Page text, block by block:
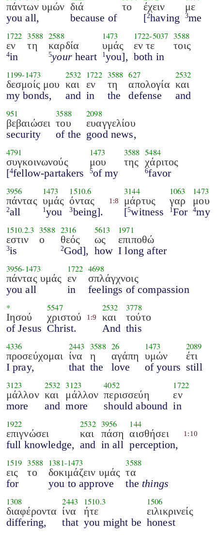
πάντων υμών
you all,
διά
because of
το
έχειν
[2having
με
3me
1722
εν
4in
3588
τη
2588
καρδία
5yourheart
1473
υμάς
1 you],
1722-5037
εν τε
both in
3588
τοις
1199-1473
δεσμοίς μου
my bonds,
2532
και
and
1722
εν
in
3588
τη
the
627
απολογία
defense
2532
και
and
951
βεβαιώσει
security
3588
του
of the
2098
ευαγγελίου
good news,
4791
συγκοινωνούς
[4fellow-partakers
1473
μου
5of my
3588
της
5484
χάριτος
6favor
3956
πάντας
2all
1473
υμάς
1 you
1510.6
όντας
3being].
1:8
3144
μάρτυς
[5witness
1063
γαρ
1 For
1473
μου
4my
1510.2.3
εστιν
3is
3588
ο
2316
θεός
2God],
5613
ως
how
1971
επιποθώ
I long after
3956-1473
πάντας υμάς
you all
1722
εν
in
4698
σπλάγχνοις
feelings of compassion
*
Ιησού
of Jesus
5547
χριστού
Christ.
1:9
2532
και
And
3778
τούτο
this
4336
προσεύχομαι
I pray,
2443
ίνα
that
3588
η
the
26
αγάπη
love
1473
υμών
of yours
2089
έτι
still
3123
μάλλον
more
2532
και
and
3123
μάλλον
more
4052
περισσεύη
should abound
1722
εν
in
1922
επιγνώσει
full knowledge,
2532
και
and
3956
πάση
in all
144
αισθήσει
perception,
1:10
1519
εις
for
3588
το
1381-1473
δοκιμάζειν υμάς
you to approve
3588
τα
the things
1308
διαφέροντα
differing,
2443
ίνα
that
1510.3
ήτε
you might be
1506
ειλικρινείς
honest